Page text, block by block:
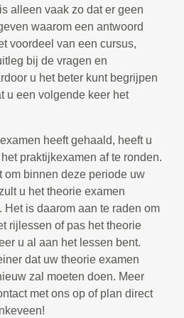
alleen vaak zo dat er geen
waarom een antwoord
voordeel van een cursus,
bij de vragen en
u het beter kunt begrijpen
u een volgende keer het
heeft gehaald, heeft u
praktijkexamen af te ronden.
om binnen deze periode uw
u het theorie examen
is daarom aan te raden om
rijlessen of pas het theorie
u al aan het lessen bent.
dat uw theorie examen
zal moeten doen. Meer
met ons op of plan direct